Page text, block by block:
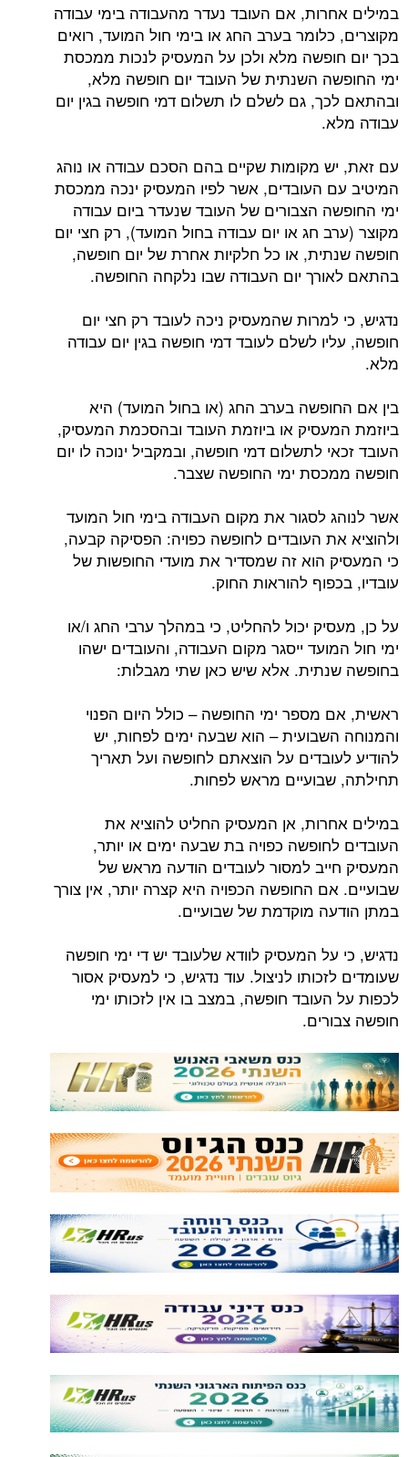
במילים אחרות, אם העובד נעדר מהעבודה בימי עבודה
מקוצרים, כלומר בערב החג או בימי חול המועד, רואים
בכך יום חופשה מלא ולכן על המעסיק לנכות ממכסת
ימי החופשה השנתית של העובד יום חופשה מלא,
ובהתאם לכך, גם לשלם לו תשלום דמי חופשה בגין יום
עבודה מלא.
עם זאת, יש מקומות שקיים בהם הסכם עבודה או נוהג
המיטיב עם העובדים, אשר לפיו המעסיק ינכה ממכסת
ימי החופשה הצבורים של העובד שנעדר ביום עבודה
מקוצר (ערב חג או יום עבודה בחול המועד), רק חצי יום
חופשה שנתית, או כל חלקיות אחרת של יום חופשה,
בהתאם לאורך יום העבודה שבו נלקחה החופשה.
נדגיש, כי למרות שהמעסיק ניכה לעובד רק חצי יום
חופשה, עליו לשלם לעובד דמי חופשה בגין יום עבודה
מלא.
בין אם החופשה בערב החג (או בחול המועד) היא
ביוזמת המעסיק או ביוזמת העובד ובהסכמת המעסיק,
העובד זכאי לתשלום דמי חופשה, ובמקביל ינוכה לו יום
חופשה ממכסת ימי החופשה שצבר.
אשר לנוהג לסגור את מקום העבודה בימי חול המועד
ולהוציא את העובדים לחופשה כפויה: הפסיקה קבעה,
כי המעסיק הוא זה שמסדיר את מועדי החופשות של
עובדיו, בכפוף להוראות החוק.
על כן, מעסיק יכול להחליט, כי במהלך ערבי החג ו/או
ימי חול המועד ייסגר מקום העבודה, והעובדים ישהו
בחופשה שנתית. אלא שיש כאן שתי מגבלות:
ראשית, אם מספר ימי החופשה – כולל היום הפנוי
והמנוחה השבועית – הוא שבעה ימים לפחות, יש
להודיע לעובדים על הוצאתם לחופשה ועל תאריך
תחילתה, שבועיים מראש לפחות.
במילים אחרות, אן המעסיק החליט להוציא את
העובדים לחופשה כפויה בת שבעה ימים או יותר,
המעסיק חייב למסור לעובדים הודעה מראש של
שבועיים. אם החופשה הכפויה היא קצרה יותר, אין צורך
במתן הודעה מוקדמת של שבועיים.
נדגיש, כי על המעסיק לוודא שלעובד יש די ימי חופשה
שעומדים לזכותו לניצול. עוד נדגיש, כי למעסיק אסור
לכפות על העובד חופשה, במצב בו אין לזכותו ימי
חופשה צבורים.